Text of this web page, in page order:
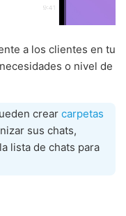
a los clientes en tu
o nivel de
crear carpetas
sus chats,
lista de chats para